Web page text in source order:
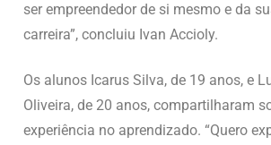
ser empreendedor de si mesmo e da
carreira”, concluiu Ivan Accioly.
Os alunos Icarus Silva, de 19 anos, e
Oliveira, de 20 anos, compartilharam
experiência no aprendizado. “Quero